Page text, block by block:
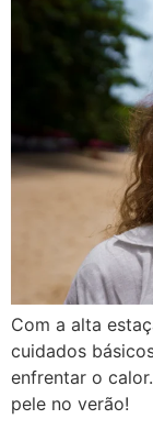
Com a alta
cuidados
enfrentar o
pele no verão!